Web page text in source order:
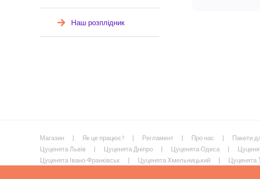
Наш розплідник
Магазин Як це працює? Регламент Про нас Пакети
Цуценята Львів
Цуценята Дніпро Цуценята Одеса
Цуценята Івано-Франківськ
Цуценята Хмельницький Цуценята